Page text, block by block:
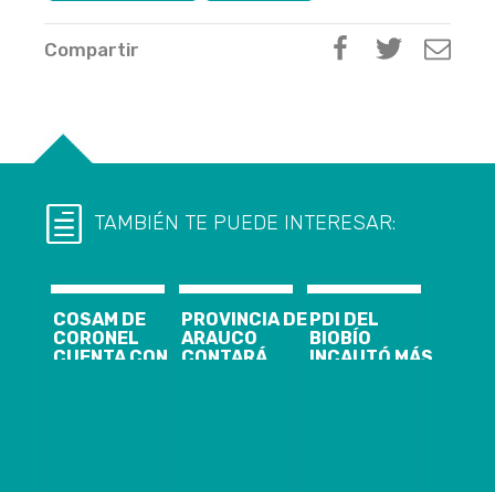
Compartir
TAMBIÉN TE PUEDE INTERESAR:
COSAM DE
CORONEL
CUENTA CON
PROVINCIA DE
ARAUCO
CONTARÁ
PDI DEL
BIOBÍO
INCAUTÓ MÁS